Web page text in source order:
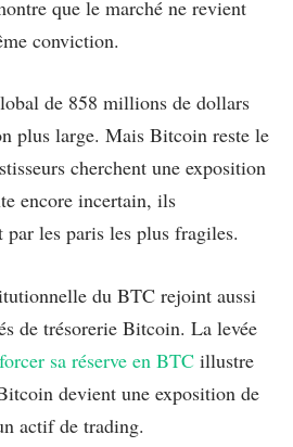
que le marché ne revient
conviction.
de 858 millions de dollars
plus large. Mais Bitcoin reste le
cherchent une exposition
encore incertain, ils
par les paris les plus fragiles.
du BTC rejoint aussi
de trésorerie Bitcoin. La levée
sa réserve en BTC illustre
devient une exposition de
actif de trading.